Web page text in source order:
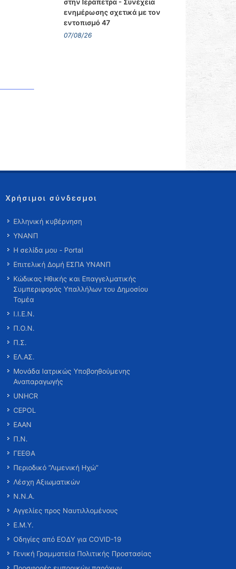
στην Ιεράπετρα - Συνέχεια
ενημέρωσης σχετικά με τον
εντοπισμό 47
07/08/26
Χρήσιμοι σύνδεσμοι
Ελληνική κυβέρνηση
ΥΝΑΝΠ
Η σελίδα μου - Portal
Επιτελική Δομή ΕΣΠΑ ΥΝΑΝΠ
Κώδικας Ηθικής και Επαγγελματικής
Συμπεριφοράς Υπαλλήλων του Δημοσίου
Τομέα
Ι.Ι.Ε.Ν.
Π.Ο.Ν.
Π.Σ.
ΕΛ.ΑΣ.
Μονάδα Ιατρικώς Υποβοηθούμενης
Αναπαραγωγής
UNHCR
CEPOL
ΕΑΑΝ
Π.Ν.
ΓΕΕΘΑ
Περιοδικό “Λιμενική Ηχώ”
Λέσχη Αξιωματικών
Ν.Ν.Α.
Αγγελίες προς Ναυτιλλομένους
Ε.Μ.Υ.
Οδηγίες από ΕΟΔΥ για COVID-19
Γενική Γραμματεία Πολιτικής Προστασίας